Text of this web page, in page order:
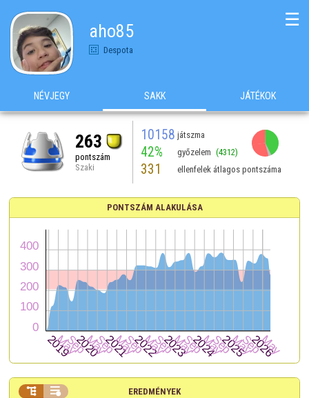
aho85
Despota
☰
NÉVJEGY SAKK JÁTÉKOK
263
pontszám
Szaki
10158 játszma
42% győzelem (4312)
331 ellenfelek átlagos pontszáma
PONTSZÁM ALAKULÁSA
EREDMÉNYEK
 